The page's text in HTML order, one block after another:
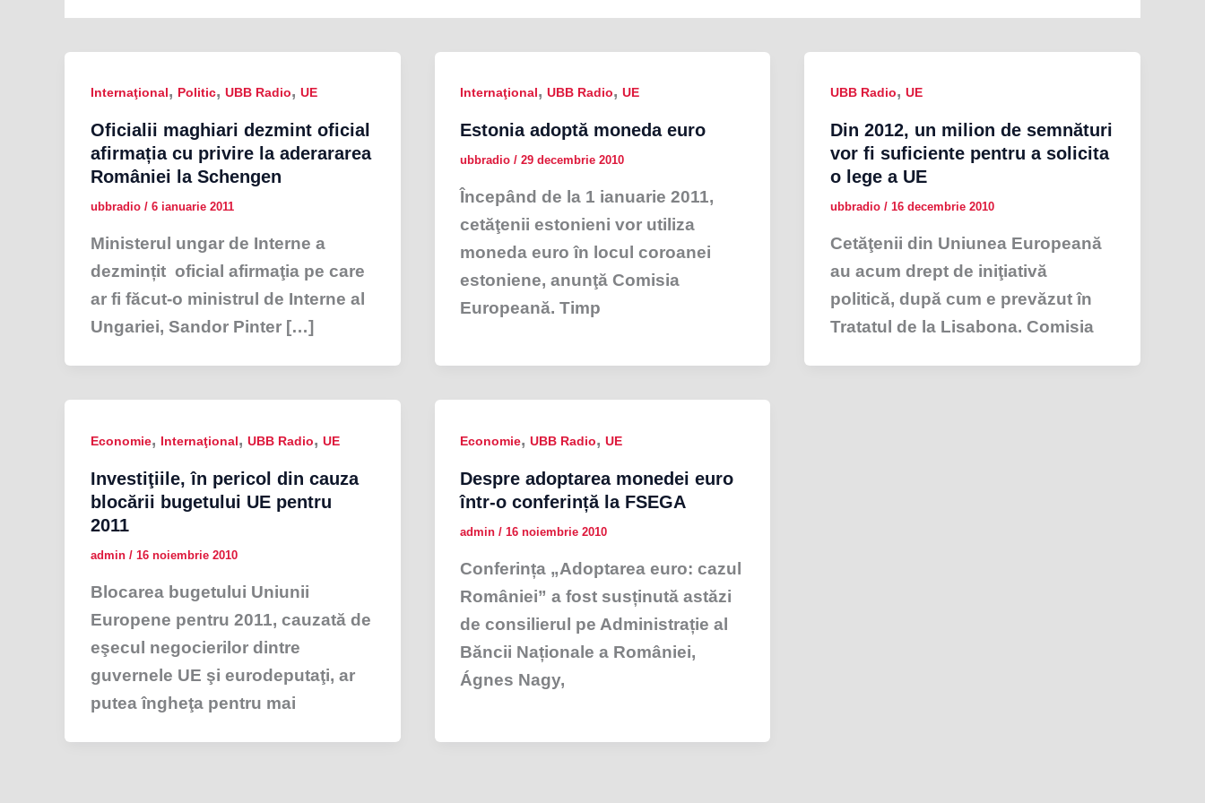
Internaţional, Politic, UBB Radio, UE
Oficialii maghiari dezmint oficial
afirmația cu privire la aderararea
României la Schengen
ubbradio / 6 ianuarie 2011
Ministerul ungar de Interne a
dezmințit oficial afirmaţia pe care
ar fi făcut-o ministrul de Interne al
Ungariei, Sandor Pinter […]
Internaţional,UBB Radio,UE
Estonia adoptă moneda euro
ubbradio/29 decembrie 2010
Începând de la 1 ianuarie 2011,
cetăţenii estonieni vor utiliza
moneda euro în locul coroanei
estoniene, anunţă Comisia
Europeană. Timp
UBB Radio, UE
Din 2012, un milion de semnături
vor fi suficiente pentru a solicita
o lege a UE
ubbradio / 16 decembrie 2010
Cetăţenii din Uniunea Europeană
au acum drept de iniţiativă
politică, după cum e prevăzut în
Tratatul de la Lisabona. Comisia
Economie, Internaţional, UBB Radio, UE
Investiţiile, în pericol din cauza
blocării bugetului UE pentru
2011
admin / 16 noiembrie 2010
Blocarea bugetului Uniunii
Europene pentru 2011, cauzată de
eşecul negocierilor dintre
guvernele UE şi eurodeputaţi, ar
putea îngheţa pentru mai
Economie,UBB Radio,UE
Despre adoptarea monedei euro
într-o conferință la FSEGA
admin/16 noiembrie 2010
Conferința „Adoptarea euro: cazul
României” a fost susținută astăzi
de consilierul pe Administrație al
Băncii Naționale a României,
Ágnes Nagy,